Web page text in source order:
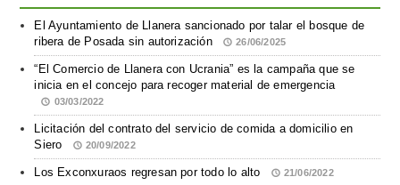
El Ayuntamiento de Llanera sancionado por talar el bosque de
ribera de Posada sin autorización
26/06/2025
“El Comercio de Llanera con Ucrania” es la campaña que se
inicia en el concejo para recoger material de emergencia
03/03/2022
Licitación del contrato del servicio de comida a domicilio en
Siero
20/09/2022
Los Exconxuraos regresan por todo lo alto 21/06/2022